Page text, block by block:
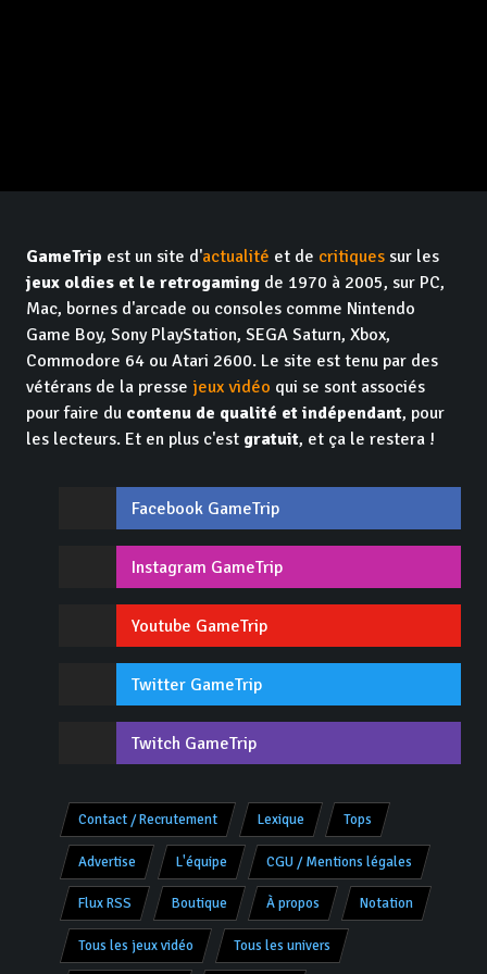
GameTrip est un site d'actualité et de critiques sur les
jeux oldies et le retrogaming de 1970 à 2005, sur PC,
Mac, bornes d'arcade ou consoles comme Nintendo
Game Boy, Sony PlayStation, SEGA Saturn, Xbox,
Commodore 64 ou Atari 2600. Le site est tenu par des
vétérans de la presse jeux vidéo qui se sont associés
pour faire du contenu de qualité et indépendant, pour
les lecteurs. Et en plus c'est gratuit, et ça le restera !
Facebook GameTrip
Instagram GameTrip
Youtube GameTrip
Twitter GameTrip
Twitch GameTrip
Contact / Recrutement Lexique Tops
Advertise L'équipe CGU / Mentions légales
Flux RSS Boutique À propos Notation
Tous les jeux vidéo Tous les univers